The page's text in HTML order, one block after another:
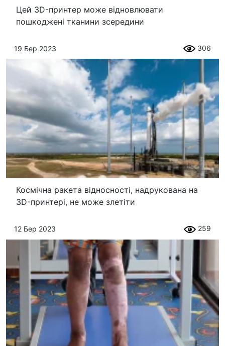
Цей 3D-принтер може відновлювати
пошкоджені тканини зсередини
19 Бер 2023 306
Космічна ракета відносності, надрукована на
3D-принтері, не може злетіти
12 Бер 2023 259